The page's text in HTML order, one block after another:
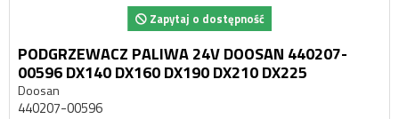
Zapytaj o dostępność
PODGRZEWACZ PALIWA 24V DOOSAN 440207-
00596 DX140 DX160 DX190 DX210 DX225
Doosan
440207-00596